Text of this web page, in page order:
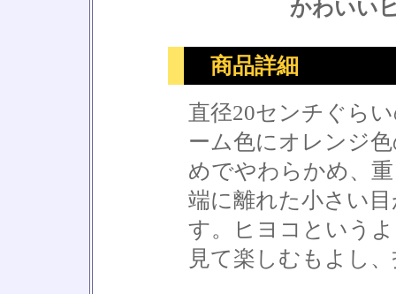
かわいい
商品詳細
直径20センチぐら
ーム色にオレンジ
めでやわらかめ、
端に離れた小さい
す。ヒヨコという
見て楽しむもよし